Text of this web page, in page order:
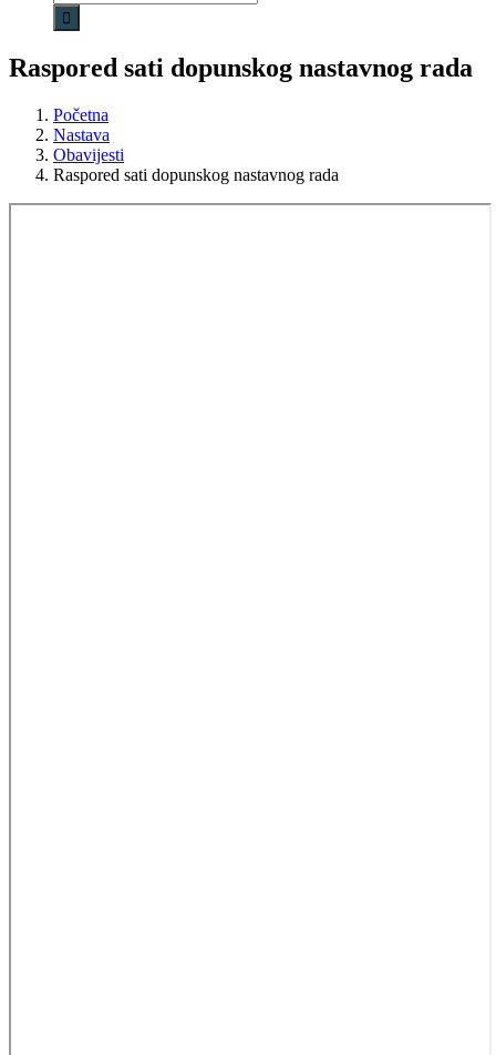
Raspored sati dopunskog nastavnog rada
Početna
Nastava
Obavijesti
Raspored sati dopunskog nastavnog rada